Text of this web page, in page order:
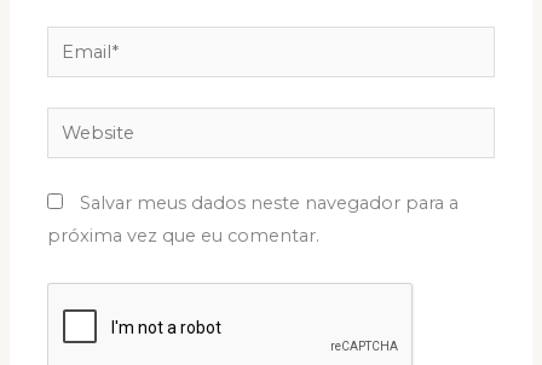
Email*
Website
Salvar meus dados neste navegador para a
próxima vez que eu comentar.